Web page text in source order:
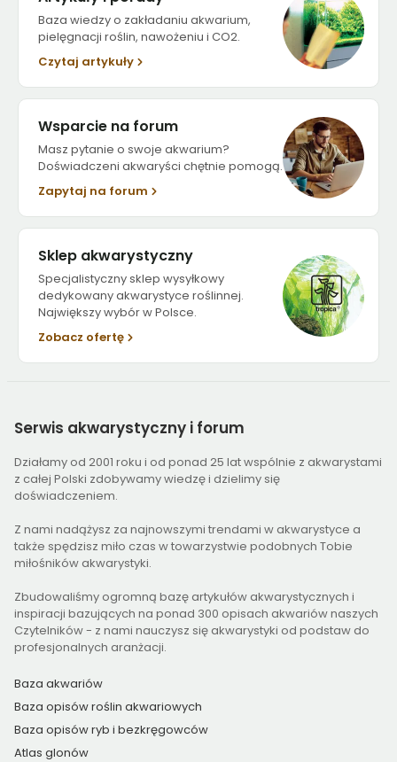
Baza wiedzy o zakładaniu akwarium,
pielęgnacji roślin, nawożeniu i CO2.
Czytaj artykuły
Wsparcie na forum
Masz pytanie o swoje akwarium?
Doświadczeni akwaryści chętnie pomogą.
Zapytaj na forum
Sklep akwarystyczny
Specjalistyczny sklep wysyłkowy
dedykowany akwarystyce roślinnej.
Największy wybór w Polsce.
Zobacz ofertę
Serwis akwarystyczny i forum
Działamy od 2001 roku i od ponad 25 lat wspólnie z akwarystami
z całej Polski zdobywamy wiedzę i dzielimy się
doświadczeniem.
Z nami nadążysz za najnowszymi trendami w akwarystyce a
także spędzisz miło czas w towarzystwie podobnych Tobie
miłośników akwarystyki.
Zbudowaliśmy ogromną bazę artykułów akwarystycznych i
inspiracji bazujących na ponad 300 opisach akwariów naszych
Czytelników - z nami nauczysz się akwarystyki od podstaw do
profesjonalnych aranżacji.
Baza akwariów
Baza opisów roślin akwariowych
Baza opisów ryb i bezkręgowców
Atlas glonów